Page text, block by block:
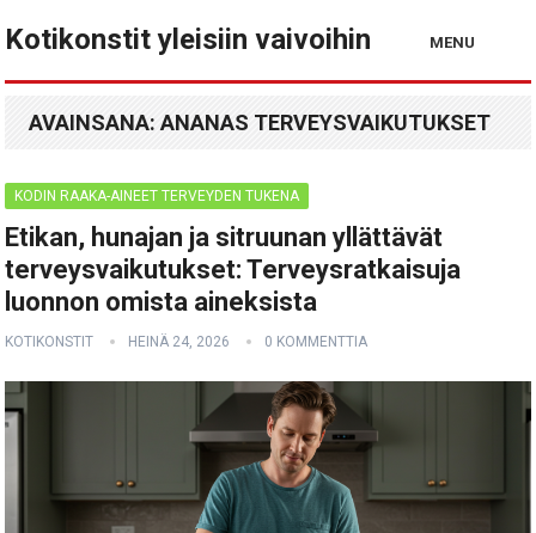
Kotikonstit yleisiin vaivoihin MENU
AVAINSANA:ANANAS TERVEYSVAIKUTUKSET
KODIN RAAKA-AINEET TERVEYDEN TUKENA
Etikan, hunajan ja sitruunan yllättävät
terveysvaikutukset: Terveysratkaisuja
luonnon omista aineksista
KOTIKONSTIT HEINÄ 24, 2026 0 KOMMENTTIA